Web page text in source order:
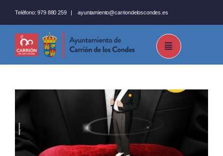
al
contenido
Teléfono: 979 880 259 |ayuntamiento@carriondeloscondes.es